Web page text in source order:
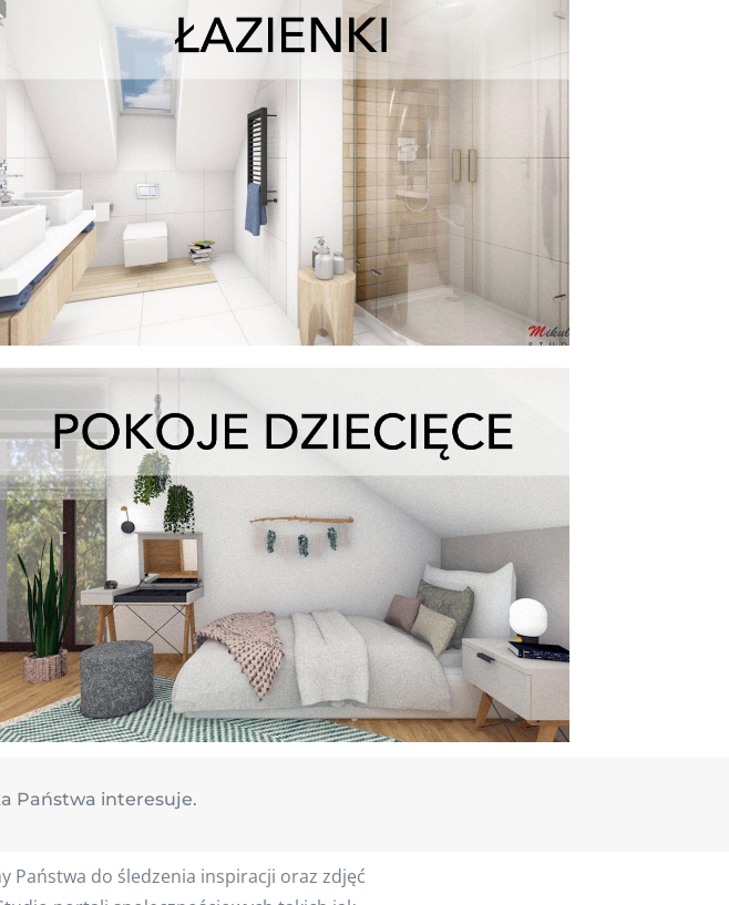
Państwa interesuje.
Państwa do śledzenia inspiracji oraz zdjęć